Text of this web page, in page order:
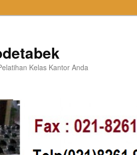
Kelas Kantor Anda